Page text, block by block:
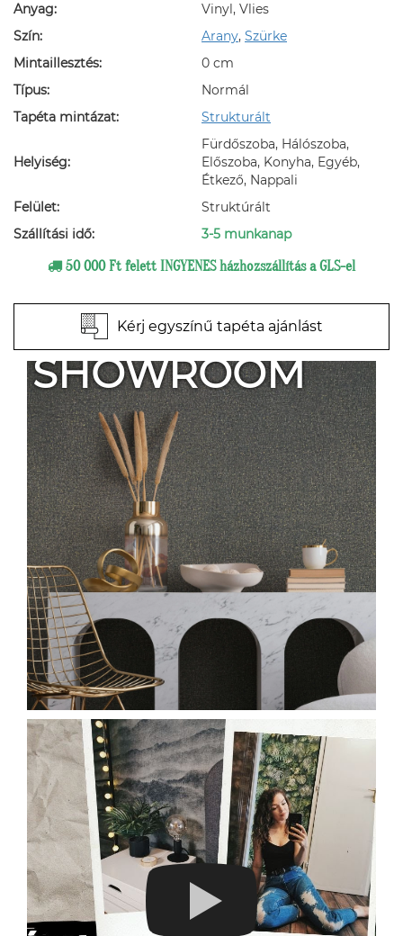
Anyag:
Vinyl, Vlies
Szín:
Arany, Szürke
Mintaillesztés:
0 cm
Típus:
Normál
Tapéta mintázat:
Strukturált
Helyiség:
Fürdőszoba, Hálószoba,
Előszoba, Konyha, Egyéb,
Étkező, Nappali
Felület:
Struktúrált
Szállítási idő:
3-5 munkanap
50 000 Ft felett INGYENES házhozszállítás a GLS-el
Kérj egyszínű tapéta ajánlást
SHOWROOM